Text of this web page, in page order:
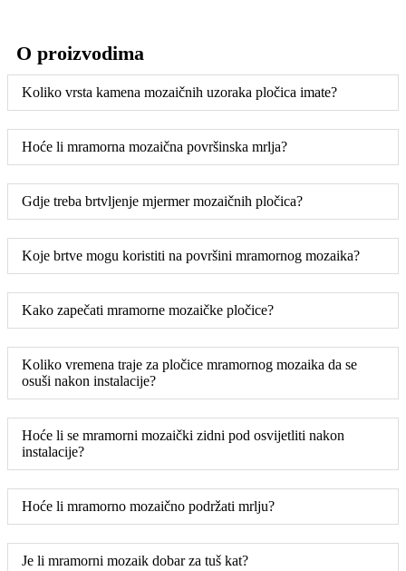
O proizvodima
Koliko vrsta kamena mozaičnih uzoraka pločica imate?
Hoće li mramorna mozaična površinska mrlja?
Gdje treba brtvljenje mjermer mozaičnih pločica?
Koje brtve mogu koristiti na površini mramornog mozaika?
Kako zapečati mramorne mozaičke pločice?
Koliko vremena traje za pločice mramornog mozaika da se
osuši nakon instalacije?
Hoće li se mramorni mozaički zidni pod osvijetliti nakon
instalacije?
Hoće li mramorno mozaično podržati mrlju?
Je li mramorni mozaik dobar za tuš kat?